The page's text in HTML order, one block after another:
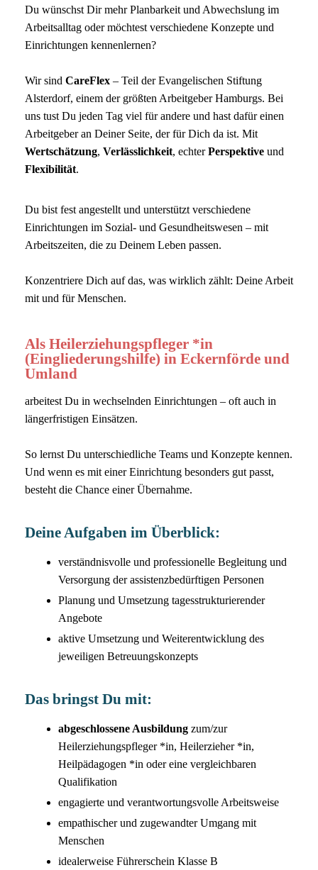
Du wünschst Dir mehr Planbarkeit und Abwechslung im
Arbeitsalltag oder möchtest verschiedene Konzepte und
Einrichtungen kennenlernen?
Wir sind CareFlex – Teil der Evangelischen Stiftung
Alsterdorf, einem der größten Arbeitgeber Hamburgs. Bei
uns tust Du jeden Tag viel für andere und hast dafür einen
Arbeitgeber an Deiner Seite, der für Dich da ist. Mit
Wertschätzung, Verlässlichkeit, echterPerspektive und
Flexibilität.
Du bist fest angestellt und unterstützt verschiedene
Einrichtungen im Sozial- und Gesundheitswesen – mit
Arbeitszeiten, die zu Deinem Leben passen.
Konzentriere Dich auf das, was wirklich zählt: Deine Arbeit
mit und für Menschen.
Als Heilerziehungspfleger *in
(Eingliederungshilfe) in Eckernförde und
Umland
arbeitest Du in wechselnden Einrichtungen – oft auch in
längerfristigen Einsätzen.
So lernst Du unterschiedliche Teams und Konzepte kennen.
Und wenn es mit einer Einrichtung besonders gut passt,
besteht die Chance einer Übernahme.
Deine Aufgaben im Überblick:
verständnisvolle und professionelle Begleitung und
Versorgung der assistenzbedürftigen Personen
Planung und Umsetzung tagesstrukturierender
Angebote
aktive Umsetzung und Weiterentwicklung des
jeweiligen Betreuungskonzepts
Das bringst Du mit:
abgeschlossene Ausbildung zum/zur
Heilerziehungspfleger *in, Heilerzieher *in,
Heilpädagogen *in oder eine vergleichbaren
Qualifikation
engagierte und verantwortungsvolle Arbeitsweise
empathischer und zugewandter Umgang mit
Menschen
idealerweise Führerschein Klasse B